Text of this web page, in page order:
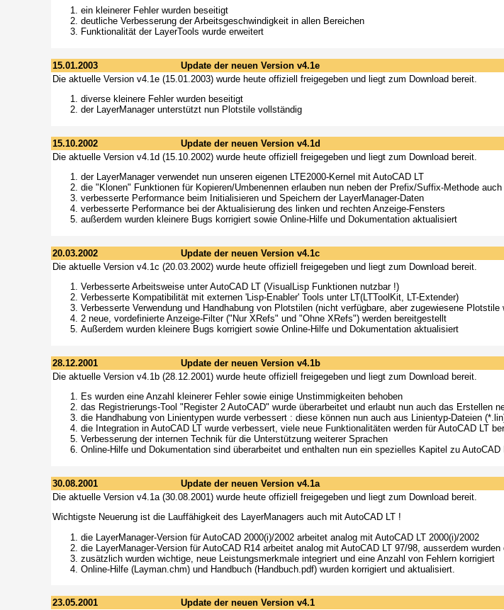
ein kleinerer Fehler wurden beseitigt
deutliche Verbesserung der Arbeitsgeschwindigkeit in allen Bereichen
Funktionalität der LayerTools wurde erweitert
15.01.2003
Update der neuen Version v4.1e
Die aktuelle Version v4.1e (15.01.2003) wurde heute offiziell freigegeben und liegt zum Download bereit.
diverse kleinere Fehler wurden beseitigt
der LayerManager unterstützt nun Plotstile vollständig
15.10.2002
Update der neuen Version v4.1d
Die aktuelle Version v4.1d (15.10.2002) wurde heute offiziell freigegeben und liegt zum Download bereit.
der LayerManager verwendet nun unseren eigenen LTE2000-Kernel mit AutoCAD LT
die "Klonen" Funktionen für Kopieren/Umbenennen erlauben nun neben der Prefix/Suffix-Methode
verbesserte Performance beim Initialisieren und Speichern der LayerManager-Daten
verbesserte Performance bei der Aktualisierung des linken und rechten Anzeige-Fensters
außerdem wurden kleinere Bugs korrigiert sowie Online-Hilfe und Dokumentation aktualisiert
20.03.2002
Update der neuen Version v4.1c
Die aktuelle Version v4.1c (20.03.2002) wurde heute offiziell freigegeben und liegt zum Download bereit.
Verbesserte Arbeitsweise unter AutoCAD LT (VisualLisp Funktionen nutzbar !)
Verbesserte Kompatibilität mit externen 'Lisp-Enabler' Tools unter LT(LTToolKit, LT-Extender)
Verbesserte Verwendung und Handhabung von Plotstilen (nicht verfügbare, aber zugewiesene Plotstile
2 neue, vordefinierte Anzeige-Filter ("Nur XRefs" und "Ohne XRefs") werden bereitgestellt
Außerdem wurden kleinere Bugs korrigiert sowie Online-Hilfe und Dokumentation aktualisiert
28.12.2001
Update der neuen Version v4.1b
Die aktuelle Version v4.1b (28.12.2001) wurde heute offiziell freigegeben und liegt zum Download bereit.
Es wurden eine Anzahl kleinerer Fehler sowie einige Unstimmigkeiten behoben
das Registrierungs-Tool "Register 2 AutoCAD" wurde überarbeitet und erlaubt nun auch das Erstellen
die Handhabung von Linientypen wurde verbessert : diese können nun auch aus Linientyp-Dateien
die Integration in AutoCAD LT wurde verbessert, viele neue Funktionalitäten werden für AutoCAD LT
Verbesserung der internen Technik für die Unterstützung weiterer Sprachen
Online-Hilfe und Dokumentation sind überarbeitet und enthalten nun ein spezielles Kapitel zu AutoCAD
30.08.2001
Update der neuen Version v4.1a
Die aktuelle Version v4.1a (30.08.2001) wurde heute offiziell freigegeben und liegt zum Download bereit.
Wichtigste Neuerung ist die Lauffähigkeit des LayerManagers auch mit AutoCAD LT !
die LayerManager-Version für AutoCAD 2000(i)/2002 arbeitet analog mit AutoCAD LT 2000(i)/2002
die LayerManager-Version für AutoCAD R14 arbeitet analog mit AutoCAD LT 97/98, ausserdem
zusätzlich wurden wichtige, neue Leistungsmerkmale integriert und eine Anzahl von Fehlern korrigiert
Online-Hilfe (Layman.chm) und Handbuch (Handbuch.pdf) wurden korrigiert und aktualisiert.
23.05.2001
Update der neuen Version v4.1